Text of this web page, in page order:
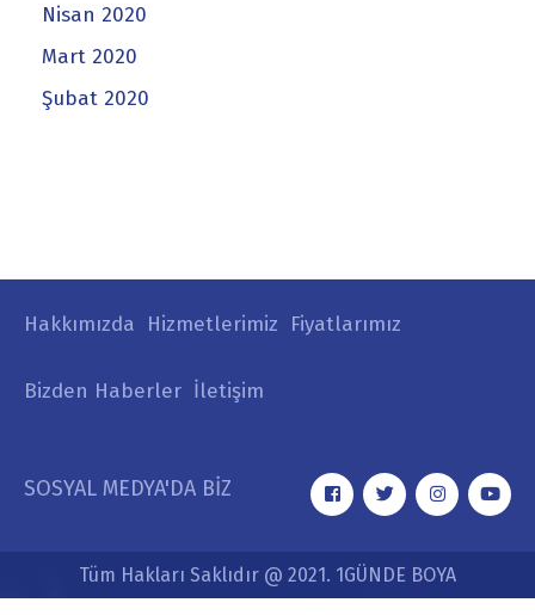
Nisan 2020
Mart 2020
Şubat 2020
Hakkımızda Hizmetlerimiz Fiyatlarımız
Bizden Haberler İletişim
SOSYAL MEDYA'DA BİZ
Tüm Hakları Saklıdır @ 2021. 1GÜNDE BOYA